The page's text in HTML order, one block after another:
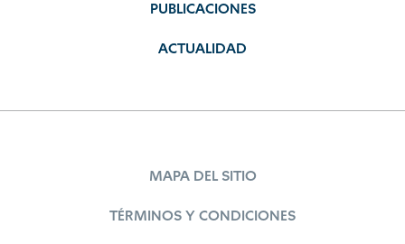
PUBLICACIONES
ACTUALIDAD
MAPA DEL SITIO
TÉRMINOS Y CONDICIONES